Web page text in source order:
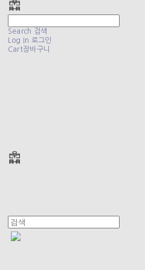
Search 검색
Log In 로그인
Cart장바구니